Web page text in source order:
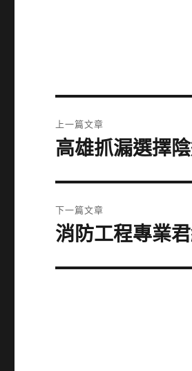
章
上一篇文章
上
篇
文
章:
高雄抓漏選擇
下一篇文章
下
篇
消防工程專業